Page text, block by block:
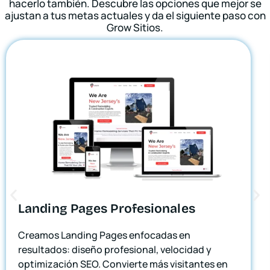
hacerlo también. Descubre las opciones que mejor se
ajustan a tus metas actuales y da el siguiente paso con
Grow Sitios.
Landing Pages Profesionales
Creamos Landing Pages enfocadas en
resultados: diseño profesional, velocidad y
optimización SEO. Convierte más visitantes en